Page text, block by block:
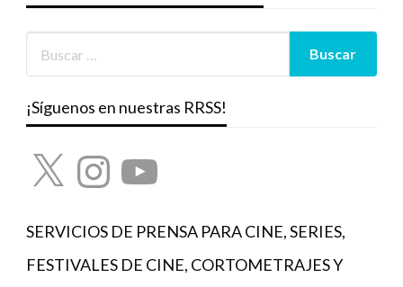
¡Síguenos en nuestras RRSS!
X InstagramYouTube
SERVICIOS DE PRENSA PARA CINE, SERIES,
FESTIVALES DE CINE, CORTOMETRAJES Y